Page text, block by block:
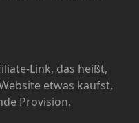
Link, das heißt,
etwas kaufst,
Provision.